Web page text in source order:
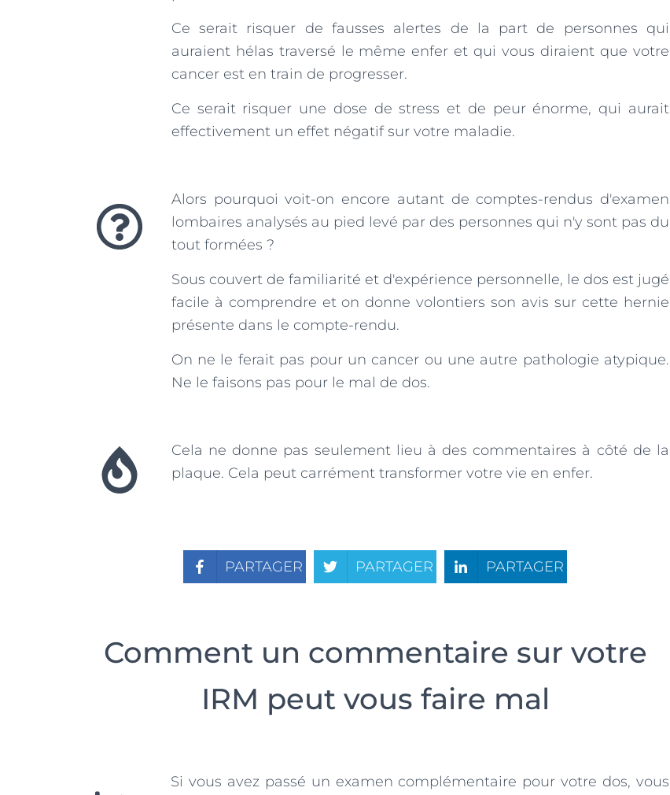
Ce serait risquer de fausses alertes de la part de personnes qui
auraient hélas traversé le même enfer et qui vous diraient que votre
cancer est en train de progresser.
Ce serait risquer une dose de stress et de peur énorme, qui aurait
effectivement un effet négatif sur votre maladie.
Alors pourquoi voit-on encore autant de comptes-rendus d'examen
lombaires analysés au pied levé par des personnes qui n'y sont pas du
tout formées ?
Sous couvert de familiarité et d'expérience personnelle, le dos est jugé
facile à comprendre et on donne volontiers son avis sur cette hernie
présente dans le compte-rendu.
On ne le ferait pas pour un cancer ou une autre pathologie atypique.
Ne le faisons pas pour le mal de dos.
Cela ne donne pas seulement lieu à des commentaires à côté de la
plaque. Cela peut carrément transformer votre vie en enfer.
PARTAGER PARTAGER PARTAGER
Comment un commentaire sur votre
IRM peut vous faire mal
Si vous avez passé un examen complémentaire pour votre dos, vous